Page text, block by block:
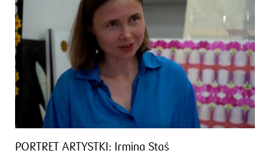
PORTRET ARTYSTKI: Irmina Staś